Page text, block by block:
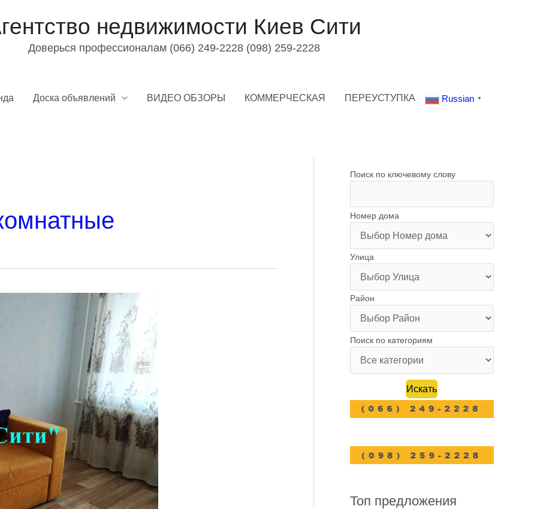
недвижимости Киев Сити
Доверься профессионалам (066) 249-2228 (098) 259-2228
Доска объявлений ВИДЕО ОБЗОРЫ КОММЕРЧЕСКАЯ ПЕРЕУСТУПКА Russian ▼
Поиск по ключевому слову
Номер дома
Улица
Район
Поиск по категориям
Топ предложения